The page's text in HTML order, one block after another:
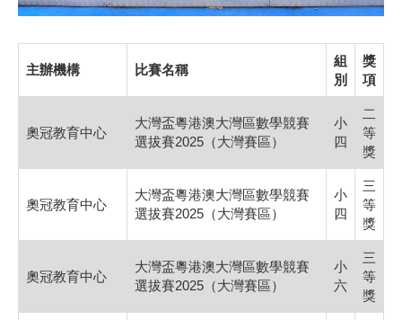
主辦機構 比賽名稱
組
別
獎
項
奧冠教育中心
大灣盃粵港澳大灣區數學競賽
選拔賽2025（大灣賽區）
小
四
二
等
獎
奧冠教育中心
大灣盃粵港澳大灣區數學競賽
選拔賽2025（大灣賽區）
小
四
三
等
獎
奧冠教育中心
大灣盃粵港澳大灣區數學競賽
選拔賽2025（大灣賽區）
小
六
三
等
獎